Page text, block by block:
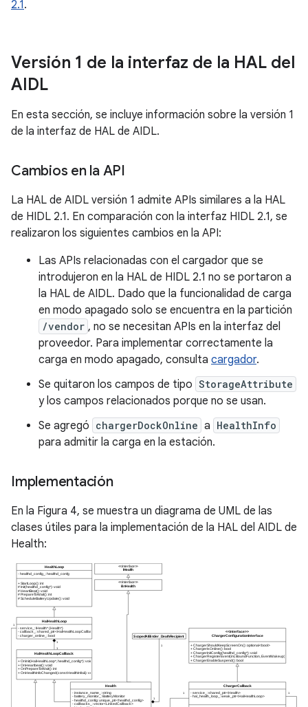
2.1.
Versión 1 de la interfaz de la HAL del
AIDL
En esta sección, se incluye información sobre la versión 1
de la interfaz de HAL de AIDL.
Cambios en la API
La HAL de AIDL versión 1 admite APIs similares a la HAL
de HIDL 2.1. En comparación con la interfaz HIDL 2.1, se
realizaron los siguientes cambios en la API:
Las APIs relacionadas con el cargador que se
introdujeron en la HAL de HIDL 2.1 no se portaron a
la HAL de AIDL. Dado que la funcionalidad de carga
en modo apagado solo se encuentra en la partición
/vendor , no se necesitan APIs en la interfaz del
proveedor. Para implementar correctamente la
carga en modo apagado, consulta cargador.
Se quitaron los campos de tipo StorageAttribute
y los campos relacionados porque no se usan.
Se agregó chargerDockOnline a HealthInfo
para admitir la carga en la estación.
Implementación
En la Figura 4, se muestra un diagrama de UML de las
clases útiles para la implementación de la HAL del AIDL de
Health: